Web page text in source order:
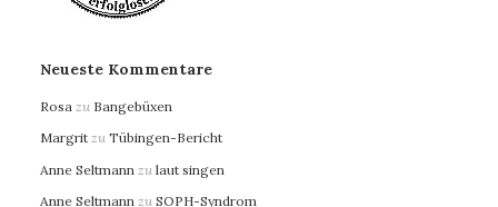
Neueste Kommentare
Rosa zu Bangebüxen
Margrit zu Tübingen-Bericht
Anne Seltmann zu laut singen
Anne Seltmann zu SOPH-Syndrom